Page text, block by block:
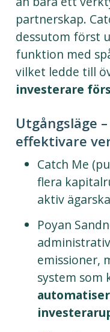
partnerskap.
dessutom först
funktion med
vilket ledde till
investerare
Utgångsläge
effektivare
Catch Me
flera
aktiv
Poyan
emissioner,
system som